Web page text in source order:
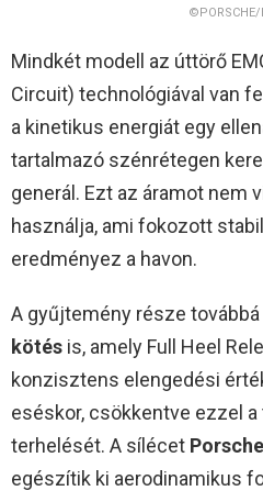
©PORSCHE/
Mindkét modell az úttörő
Circuit) technológiával van
a kinetikus energiát egy
tartalmazó szénrétegen
generál. Ezt az áramot nem
használja, ami fokozott
eredményez a havon.
A gyűjtemény része továbbá
kötés is, amely Full Heel
konzisztens elengedési
eséskor, csökkentve ezzel
terhelését. A sílécet
egészítik ki aerodinamikus